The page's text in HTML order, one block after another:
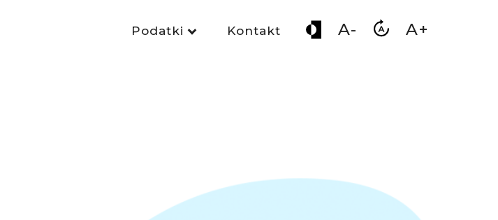
Podatki Kontakt A- A+